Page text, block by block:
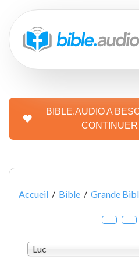
BIBLE.AUDIO A
Accueil / Bible / Grande
Luc